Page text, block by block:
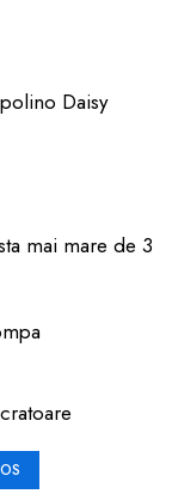
Daisy
mai mare de 3